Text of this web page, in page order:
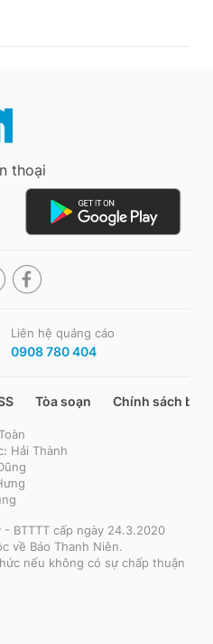
thoại
Liên hệ quảng cáo
0908 780 404
Tòa soạn Chính sách bảo
Hải Thành
- BTTTT cấp ngày 24.3.2020
về Báo Thanh Niên.
nếu không có sự chấp thuận